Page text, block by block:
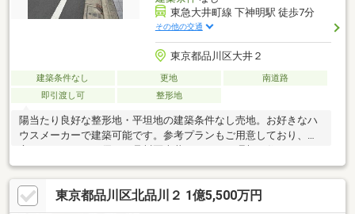
東急大井町線 下神明駅 徒歩7分
その他の交通
東京都品川区大井２
建築条件なし 更地
南道路
即引渡し可
整形地
陽当たり良好な整形地・平坦地の建築条件なし売地。お好きなハ
ウスメーカーで建築可能です。参考プランもご用意しており、都
りを実現できます。
東京都品川区北品川２ 1億5,500万円